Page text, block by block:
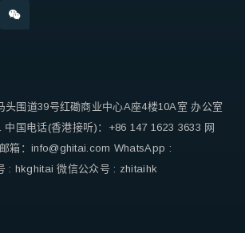
头围道39号红磡商业中心A座4楼10A室 办公室
中国电话(香港接听)：+86 147 1623 3633 网
邮箱：info@ghitai.com WhatsApp :
: hkghitai 微信公众号 : zhitaihk